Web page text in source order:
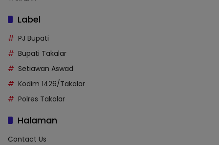
Label
PJ Bupati
Bupati Takalar
Setiawan Aswad
Kodim 1426/Takalar
Polres Takalar
Halaman
Contact Us